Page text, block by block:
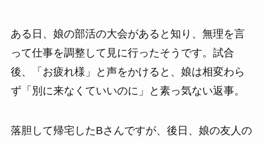
ある日、娘の部活の大会があると知り、無理を言
って仕事を調整して見に行ったそうです。試合
後、「お疲れ様」と声をかけると、娘は相変わら
ず「別に来なくていいのに」と素っ気ない返事。
落胆して帰宅したBさんですが、後日、娘の友人の